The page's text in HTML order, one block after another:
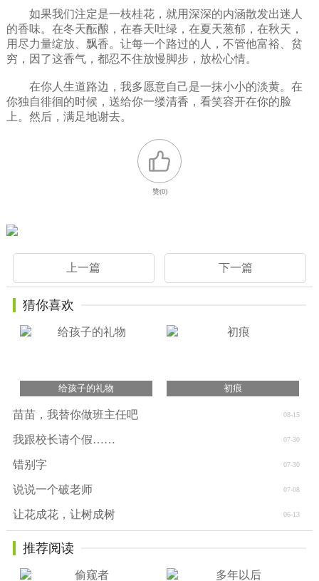
如果我们注定是一枝桂花，就用深深的内涵散发出迷人
的香味。在冬天酝酿，在春天吐绿，在夏天葱郁，在秋天，
用尽力量绽放、飘香。让每一个路过的人，不管他富裕、贫
穷，因了这香气，都忍不住放慢脚步，放松心情。
在你人生道路边，我多愿意自己是一抹小小的淡黄。在
你独自徘徊的时候，送给你一缕清香，看笑容开在你的脸
上。然后，满足地谢去。
赞(0)
下一篇
上一篇
猜你喜欢
给孩子的礼物 初痕
08-15
苗苗，我替你做班主任吧
07-30
我跟校长请个假……
07-30
错别字
07-08
说说一个破老师
06-13
让花成花，让树成树
推荐阅读